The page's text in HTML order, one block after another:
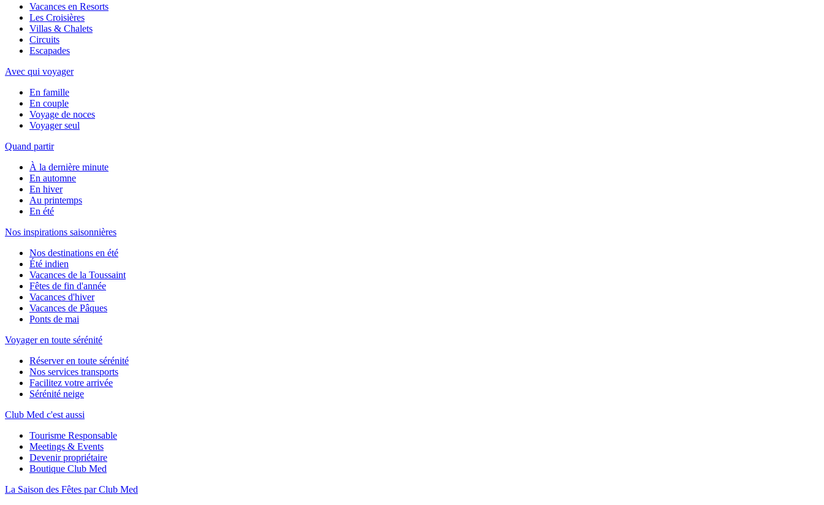
Vacances en Resorts
Les Croisières
Villas & Chalets
Circuits
Escapades
Avec qui voyager
En famille
En couple
Voyage de noces
Voyager seul
Quand partir
À la dernière minute
En automne
En hiver
Au printemps
En été
Nos inspirations saisonnières
Nos destinations en été
Été indien
Vacances de la Toussaint
Fêtes de fin d'année
Vacances d'hiver
Vacances de Pâques
Ponts de mai
Voyager en toute sérénité
Réserver en toute sérénité
Nos services transports
Facilitez votre arrivée
Sérénité neige
Club Med c'est aussi
Tourisme Responsable
Meetings & Events
Devenir propriétaire
Boutique Club Med
La Saison des Fêtes par Club Med